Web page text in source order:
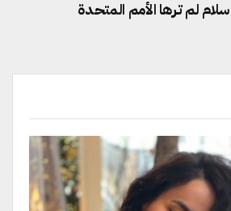
لم ترها الأمم المتحدة